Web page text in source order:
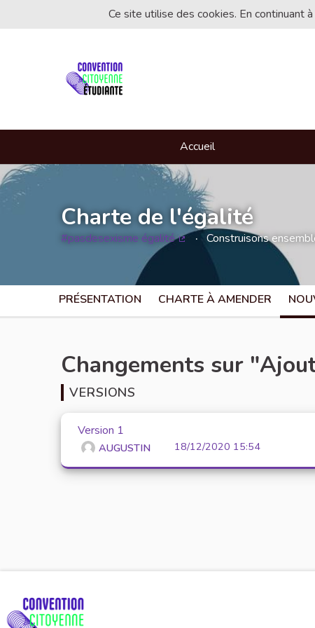
Ce site utilise des cookies. En continuant
Accueil
Charte de l'égalité
#pasdesexisme égalité Construisons
PRÉSENTATION CHARTE À AMENDER
Changements sur
VERSIONS
Version 1
AUGUSTIN 18/12/2020 15:54